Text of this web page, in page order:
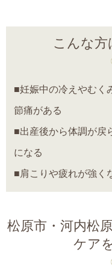
こんな方
■妊娠中の冷えやむく
節痛がある
■出産後から体調が戻
になる
■肩こりや疲れが強く
松原市・河内松
ケア